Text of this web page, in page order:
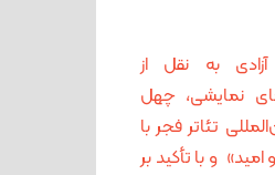
به نقل از
نمایشی، چهل
تئاتر فجر با
و با تأکید بر